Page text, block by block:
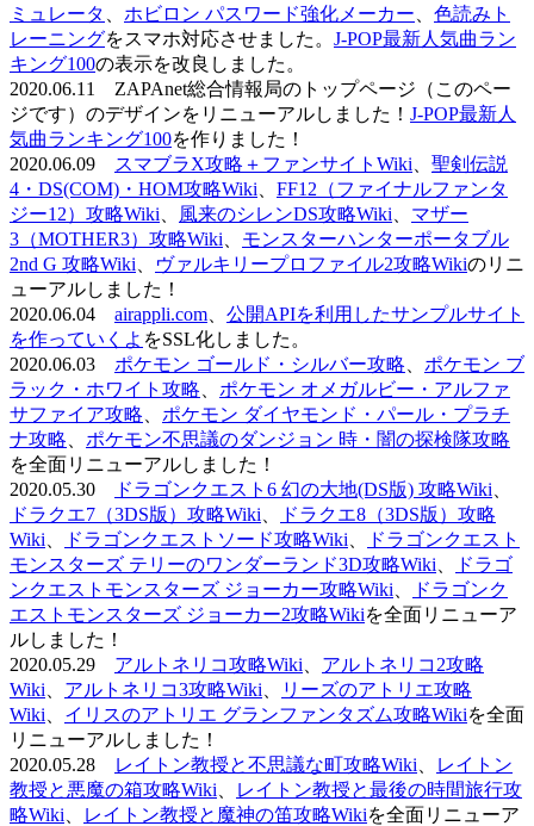
ミュレータ
ホビロン パスワード強化メーカー
色読みト
レーニングをスマホ対応させました。 J-POP最新人気曲ラン
キング100の表示を改良しました。
2020.06.11 ZAPAnet総合情報局のトップページ（このペー
ジです）のデザインをリニューアルしました！ J-POP最新人
気曲ランキング100を作りました！
2020.06.09
スマブラX攻略＋ファンサイトWiki
聖剣伝説
4・DS(COM)・HOM攻略Wiki
FF12（ファイナルファンタ
ジー12）攻略Wiki
風来のシレンDS攻略Wiki
マザー
3（MOTHER3）攻略Wiki
モンスターハンターポータブル
2nd G 攻略Wiki
ヴァルキリープロファイル2攻略Wikiのリニ
ューアルしました！
2020.06.04 airappli.com
公開APIを利用したサンプルサイト
を作っていくよ をSSL化しました。
2020.06.03 ポケモン ゴールド・シルバー攻略
ポケモン ブ
ラック・ホワイト攻略
ポケモン オメガルビー・アルファ
サファイア攻略
ポケモン ダイヤモンド・パール・プラチ
ナ攻略
ポケモン不思議のダンジョン 時・闇の探検隊攻略
を全面リニューアルしました！
2020.05.30
ドラゴンクエスト6 幻の大地(DS版) 攻略Wiki
ドラクエ7（3DS版）攻略Wiki
ドラクエ8（3DS版）攻略
Wiki
ドラゴンクエストソード攻略Wiki
ドラゴンクエスト
モンスターズ テリーのワンダーランド3D攻略Wiki
ドラゴ
ンクエストモンスターズ ジョーカー攻略Wiki
ドラゴンク
エストモンスターズ ジョーカー2攻略Wikiを全面リニューア
ルしました！
2020.05.29 アルトネリコ攻略Wiki
アルトネリコ2攻略
Wiki
アルトネリコ3攻略Wiki
リーズのアトリエ攻略
Wiki
イリスのアトリエ グランファンタズム攻略Wikiを全面
リニューアルしました！
2020.05.28
レイトン教授と不思議な町攻略Wiki
レイトン
教授と悪魔の箱攻略Wiki
レイトン教授と最後の時間旅行攻
略Wiki
レイトン教授と魔神の笛攻略Wikiを全面リニューア